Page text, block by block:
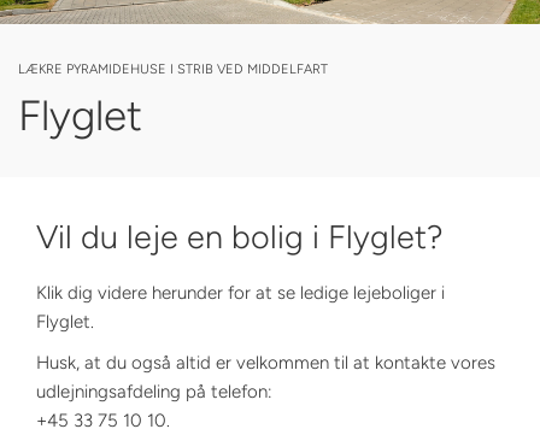
LÆKRE PYRAMIDEHUSE I STRIB VED MIDDELFART
Flyglet
Vil du leje en bolig i Flyglet?
Klik dig videre herunder for at se ledige lejeboliger i
Flyglet.
Husk, at du også altid er velkommen til at kontakte vores
udlejningsafdeling på telefon:
+45 33 75 10 10.